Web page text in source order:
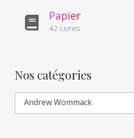
Papier
42 Livres
Nos catégories
Andrew Wommack